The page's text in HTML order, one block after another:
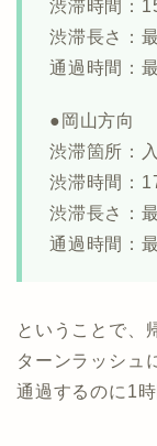
渋滞時間：
渋滞長さ：
通過時間：
●岡山方向
渋滞箇所：
渋滞時間：
渋滞長さ：
通過時間：
ということで、
ターンラッシュ
通過するのに1